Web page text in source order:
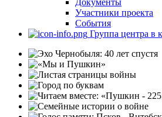
Документы
Участники проекта
События
Группа центра в